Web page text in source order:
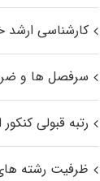
کارشناسی ارشد
سرفصل ها و
رتبه قبولی
ظرفیت رشته